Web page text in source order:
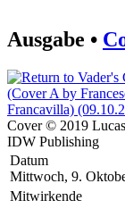
Ausgabe •
Cover © 2019
IDW Publishing
Datum
Mittwoch, 9.
Mitwirkende